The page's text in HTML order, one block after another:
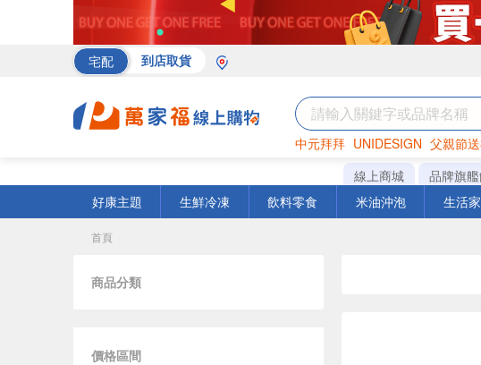
宅配 到店取貨
中元拜拜 UNIDESIGN 父親節
巧克力 罐頭 衛生紙
線上商城 品牌旗
好康主題
生鮮冷凍 飲料零食 米油沖泡 生活
首頁
商品分類
價格區間